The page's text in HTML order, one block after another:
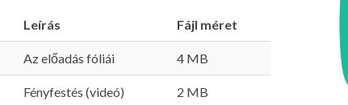
Leírás Fájl méret
Az előadás fóliái 4 MB
Fényfestés (videó) 2 MB